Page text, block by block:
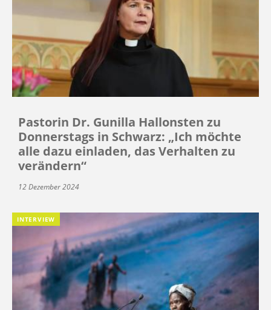
Pastorin Dr. Gunilla Hallonsten zu
Donnerstags in Schwarz: „Ich möchte
alle dazu einladen, das Verhalten zu
verändern“
12 Dezember 2024
INTERVIEW